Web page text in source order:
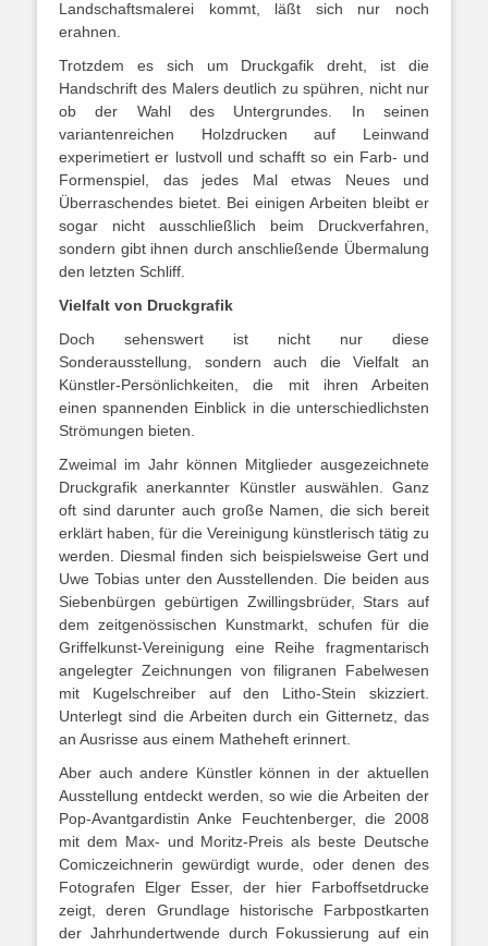
Landschaftsmalerei kommt, läßt sich nur noch
erahnen.
Trotzdem es sich um Druckgafik dreht, ist die
Handschrift des Malers deutlich zu spühren, nicht nur
ob der Wahl des Untergrundes. In seinen
variantenreichen Holzdrucken auf Leinwand
experimetiert er lustvoll und schafft so ein Farb- und
Formenspiel, das jedes Mal etwas Neues und
Überraschendes bietet. Bei einigen Arbeiten bleibt er
sogar nicht ausschließlich beim Druckverfahren,
sondern gibt ihnen durch anschließende Übermalung
den letzten Schliff.
Vielfalt von Druckgrafik
Doch sehenswert ist nicht nur diese
Sonderausstellung, sondern auch die Vielfalt an
Künstler-Persönlichkeiten, die mit ihren Arbeiten
einen spannenden Einblick in die unterschiedlichsten
Strömungen bieten.
Zweimal im Jahr können Mitglieder ausgezeichnete
Druckgrafik anerkannter Künstler auswählen. Ganz
oft sind darunter auch große Namen, die sich bereit
erklärt haben, für die Vereinigung künstlerisch tätig zu
werden. Diesmal finden sich beispielsweise Gert und
Uwe Tobias unter den Ausstellenden. Die beiden aus
Siebenbürgen gebürtigen Zwillingsbrüder, Stars auf
dem zeitgenössischen Kunstmarkt, schufen für die
Griffelkunst-Vereinigung eine Reihe fragmentarisch
angelegter Zeichnungen von filigranen Fabelwesen
mit Kugelschreiber auf den Litho-Stein skizziert.
Unterlegt sind die Arbeiten durch ein Gitternetz, das
an Ausrisse aus einem Matheheft erinnert.
Aber auch andere Künstler können in der aktuellen
Ausstellung entdeckt werden, so wie die Arbeiten der
Pop-Avantgardistin Anke Feuchtenberger, die 2008
mit dem Max- und Moritz-Preis als beste Deutsche
Comiczeichnerin gewürdigt wurde, oder denen des
Fotografen Elger Esser, der hier Farboffsetdrucke
zeigt, deren Grundlage historische Farbpostkarten
der Jahrhundertwende durch Fokussierung auf ein